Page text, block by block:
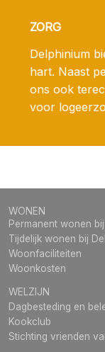
ZORG
Delphinium
hart. Naast
ons ook
voor
WONEN
Permanent wonen
Tijdelijk wonen bij
Woonfaciliteiten
Woonkosten
WELZIJN
Dagbesteding en
Kookclub
Stichting vrienden